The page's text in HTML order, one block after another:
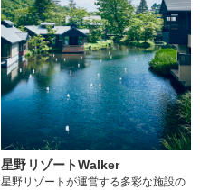
星野リゾートWalker
星野リゾートが運営する多彩な施設の